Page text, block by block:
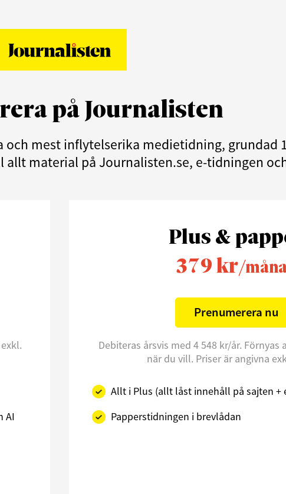
på Journalisten
och mest inflytelserika medietidning, grundad
material på Journalisten.se, e-tidningen
AI
Plus &
379 kr/
Prenumerera nu
Debiteras årsvis med 4 548 kr/år.
när du vill. Priser är angivna
Allt i Plus (allt låst innehåll på sajten +
Papperstidningen i brevlådan